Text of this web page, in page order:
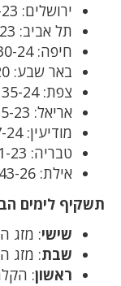
ירושלים: 35-23 מעלות
תל אביב: 30-23 מעלות
חיפה: 30-24 מעלות
באר שבע: 39-20 מעלות
צפת: 35-24 מעלות
אריאל: 35-23 מעלות
מודיעין: 37-24 מעלות
טבריה: 41-23 מעלות
אילת: 43-26 מעלות
תשקיף לימים
שישי: מזג
שבת: מזג
ראשון: